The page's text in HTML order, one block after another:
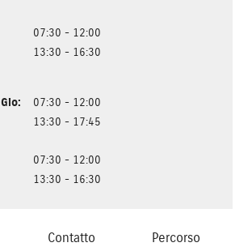
07:30 - 12:00
13:30 - 16:30
Gio:
07:30 - 12:00
13:30 - 17:45
07:30 - 12:00
13:30 - 16:30
Contatto Percorso